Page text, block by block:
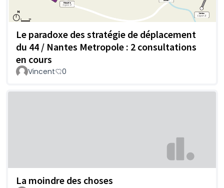
Le paradoxe des stratégie de déplacement
du 44 / Nantes Metropole : 2 consultations
en cours
Vincent 0
La moindre des choses